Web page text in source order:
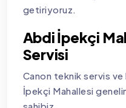
getiriyoruz.
Abdi İpekçi
Servisi
Canon teknik servis
İpekçi Mahallesi